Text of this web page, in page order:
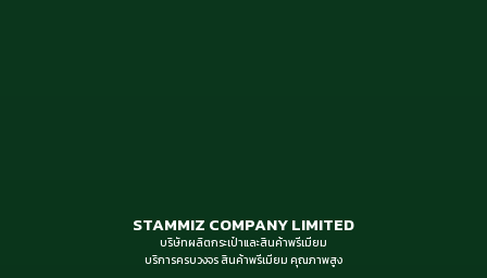
STAMMIZ COMPANY LIMITED
บริษัทผลิตกระเป๋าและสินค้าพรีเมียม
บริการครบวงจร สินค้าพรีเมียม คุณภาพสูง